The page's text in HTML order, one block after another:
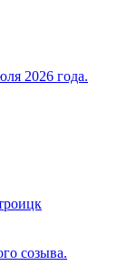
2026 года.
созыва.